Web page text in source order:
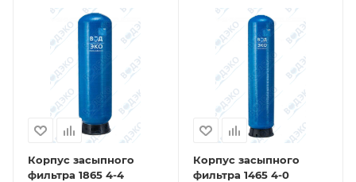
Корпус засыпного
фильтра 1865 4-4
Корпус засыпного
фильтра 1465 4-0